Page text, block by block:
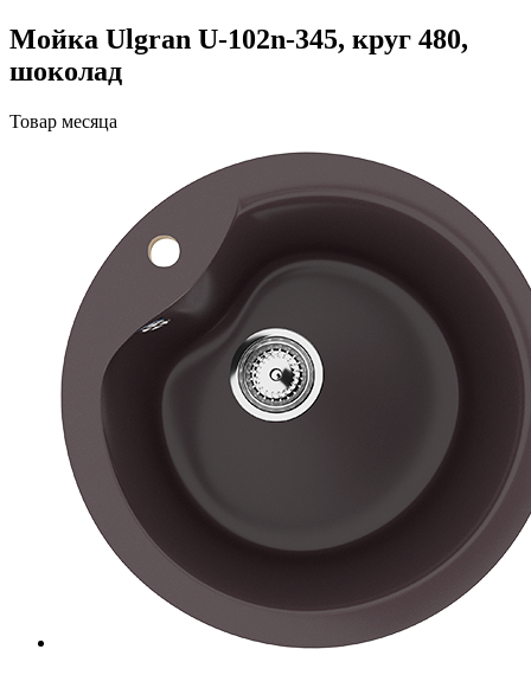
Мойка Ulgran U-102n-345, круг 480,
шоколад
Товар месяца